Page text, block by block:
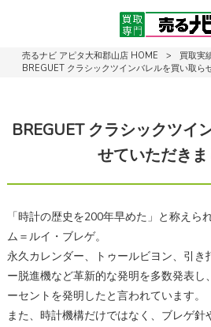
売るナビ アピタ大和郡山店 HOME > 買取実
BREGUET クラシックツインバレルを買い取ら
BREGUET クラシックツイ
せていただきま
「時計の歴史を200年早めた」と称えら
ム＝ルイ・ブレゲ。
永久カレンダー、トゥールビヨン、引き
ー脱進機など革新的な発明を多数発表
ーセントを発明したと言われています。
また、時計機構だけではなく、ブレゲ針